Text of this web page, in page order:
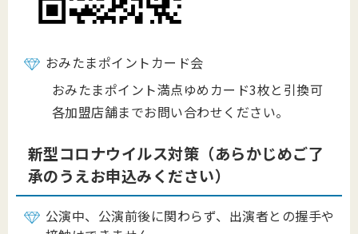
おみたまポイントカード会
おみたまポイント満点ゆめカード3枚と引換可
各加盟店舗までお問い合わせください。
新型コロナウイルス対策（あらかじめご了
承のうえお申込みください）
公演中、公演前後に関わらず、出演者との握手や